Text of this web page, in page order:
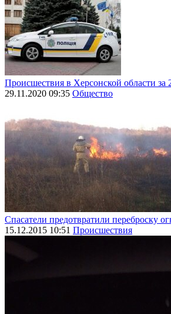
Происшествия в Херсонской области за
29.11.2020 09:35 Общество
Спасатели предотвратили переброску
15.12.2015 10:51 Происшествия